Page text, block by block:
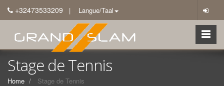
+32473533209 | Langue/Taal
Stage de Tennis
Home Stage de Tennis